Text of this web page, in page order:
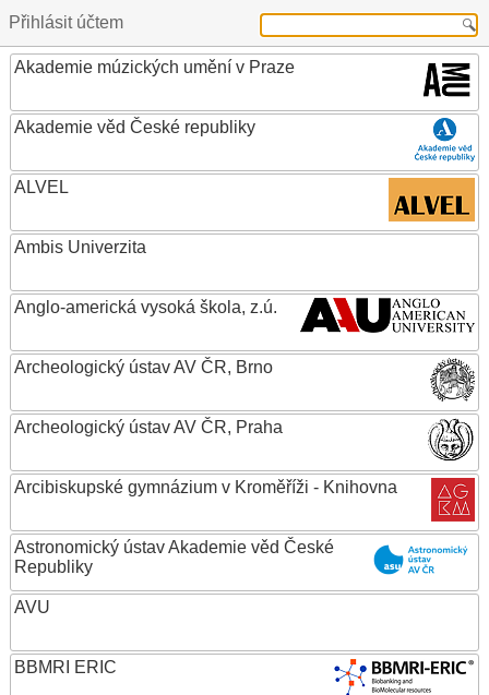
Přihlásit účtem
Akademie múzických umění v Praze
Akademie věd České republiky
ALVEL
Ambis Univerzita
Anglo-americká vysoká škola, z.ú.
Archeologický ústav AV ČR, Brno
Archeologický ústav AV ČR, Praha
Arcibiskupské gymnázium v Kroměříži - Knihovna
Astronomický ústav Akademie věd České
Republiky
AVU
BBMRI ERIC